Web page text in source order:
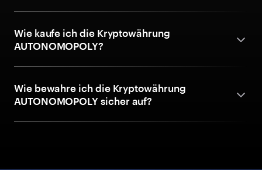
Wie kaufe ich die Kryptowährung
AUTONOMOPOLY?
Wie bewahre ich die Kryptowährung
AUTONOMOPOLY sicher auf?